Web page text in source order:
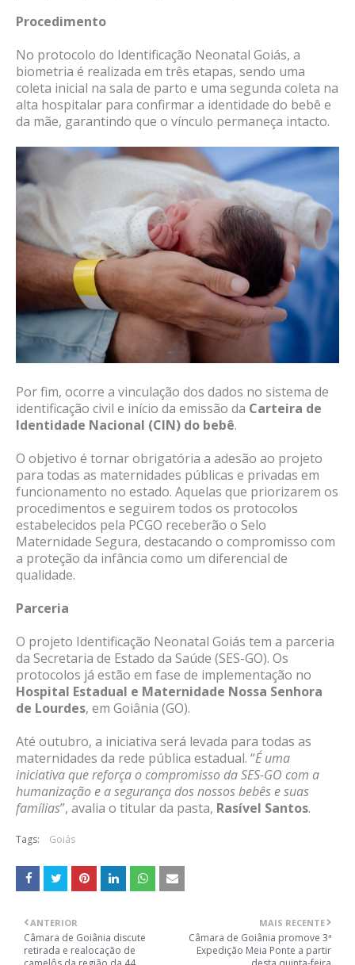
Procedimento
No protocolo do Identificação Neonatal Goiás, a
biometria é realizada em três etapas, sendo uma
coleta inicial na sala de parto e uma segunda coleta na
alta hospitalar para confirmar a identidade do bebê e
da mãe, garantindo que o vínculo permaneça intacto.
Por fim, ocorre a vinculação dos dados no sistema de
identificação civil e início da emissão da Carteira de
Identidade Nacional (CIN) do bebê.
O objetivo é tornar obrigatória a adesão ao projeto
para todas as maternidades públicas e privadas em
funcionamento no estado. Aquelas que priorizarem os
procedimentos e seguirem todos os protocolos
estabelecidos pela PCGO receberão o Selo
Maternidade Segura, destacando o compromisso com
a proteção da infância como um diferencial de
qualidade.
Parceria
O projeto Identificação Neonatal Goiás tem a parceria
da Secretaria de Estado da Saúde (SES-GO). Os
protocolos já estão em fase de implementação no
Hospital Estadual e Maternidade Nossa Senhora
de Lourdes, em Goiânia (GO).
Até outubro, a iniciativa será levada para todas as
maternidades da rede pública estadual. “É uma
iniciativa que reforça o compromisso da SES-GO com a
humanização e a segurança dos nossos bebês e suas
famílias”, avalia o titular da pasta, Rasível Santos.
Tags: Goiás
MAIS RECENTE
Câmara de Goiânia promove 3ª
Expedição Meia Ponte a partir
ANTERIOR
Câmara de Goiânia discute
retirada e realocação de